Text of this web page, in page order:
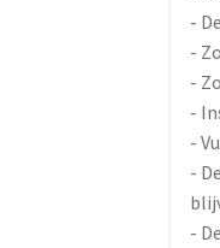
-
-
-
-
-
-
-